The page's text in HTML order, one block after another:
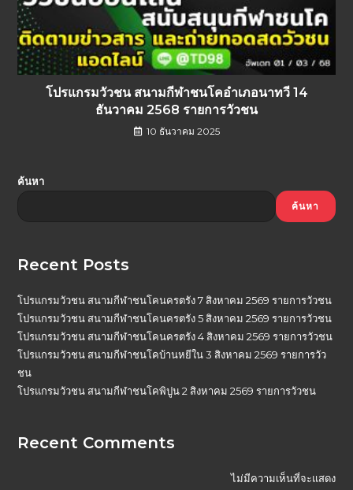
โปรแกรมวัวชน สนามกีฬาชนโคอำเภอนาทวี 14
ธันวาคม 2568 รายการวัวชน
10 ธันวาคม 2025
ค้นหา
ค้นหา
Recent Posts
โปรแกรมวัวชน สนามกีฬาชนโคนครตรัง 7 สิงหาคม 2569 รายการวัวชน
โปรแกรมวัวชน สนามกีฬาชนโคนครตรัง 5 สิงหาคม 2569 รายการวัวชน
โปรแกรมวัวชน สนามกีฬาชนโคนครตรัง 4 สิงหาคม 2569 รายการวัวชน
โปรแกรมวัวชน สนามกีฬาชนโคบ้านหยีใน 3 สิงหาคม 2569 รายการวัว
ชน
โปรแกรมวัวชน สนามกีฬาชนโคพิปูน 2 สิงหาคม 2569 รายการวัวชน
Recent Comments
ไม่มีความเห็นที่จะแสดง